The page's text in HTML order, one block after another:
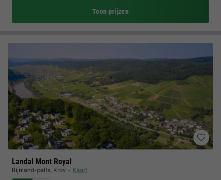
Toon prijzen
Landal Mont Royal
Rijnland-palts, Krov Kaart